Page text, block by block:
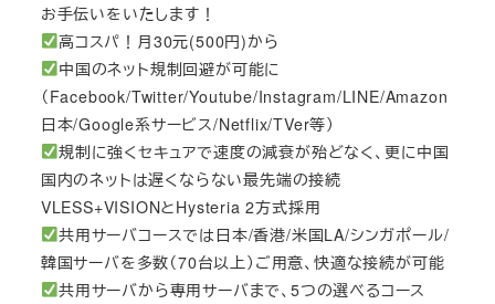
お手伝いをいたします！
高コスパ！月30元(500円)から
中国のネット規制回避が可能に
（Facebook/Twitter/Youtube/Instagram/LINE/Amazon
日本/Google系サービス/Netflix/TVer等）
規制に強くセキュアで速度の減衰が殆どなく、更に中国
国内のネットは遅くならない最先端の接続
VLESS+VISIONとHysteria 2方式採用
共用サーバコースでは日本/香港/米国LA/シンガポール/
韓国サーバを多数（70台以上）ご用意、快適な接続が可能
共用サーバから専用サーバまで、5つの選べるコース